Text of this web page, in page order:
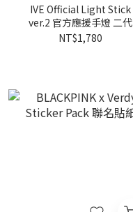
IVE Official Light Stick
ver.2 官方應援手燈 二代
NT$1,780